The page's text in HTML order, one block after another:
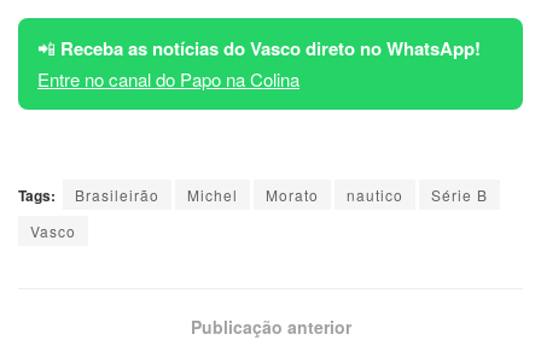
📲 Receba as notícias do Vasco direto no WhatsApp!
Entre no canal do Papo na Colina
Tags: Brasileirão Michel Morato nautico
Série B
Vasco
Publicação anterior